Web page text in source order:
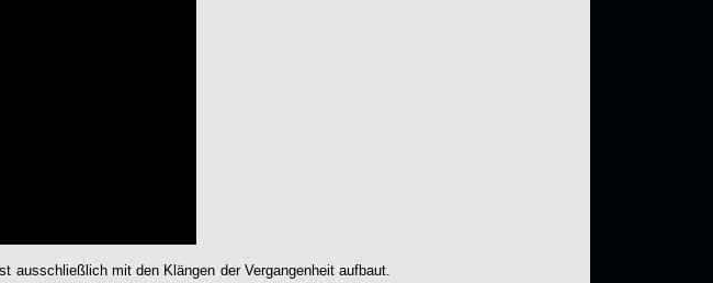
mit den Klängen der Vergangenheit aufbaut.